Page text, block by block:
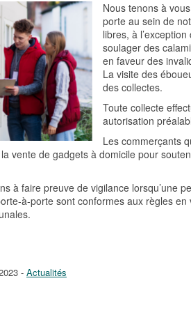
Nous tenons à
porte au sein de
libres, à
soulager des
en faveur des
La visite des
des collectes.
Toute collecte
autorisation
Les commerçants
vente de gadgets à domicile pour
à faire preuve de vigilance lorsqu’une
à-porte sont conformes aux règles
- Actualités